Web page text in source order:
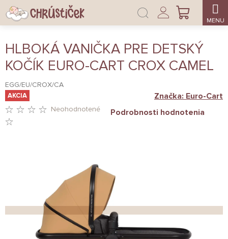
Prejsť
na
obsah
NÁKUPNÝ
Prihlásenie
HLBOKÁ VANIČKA PRE DETSKÝ
KOČÍK EURO-CART CROX CAMEL
EGG/EU/CROX/CA
AKCIA
HVIEZDIČIEK.
Neohodnotené Podrobnosti hodnotenia
Značka: Euro-Cart